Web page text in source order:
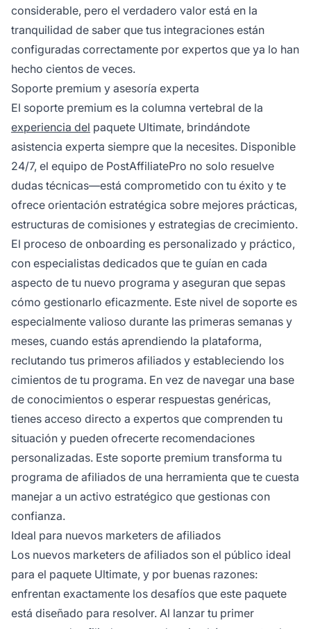
considerable, pero el verdadero valor está en la
tranquilidad de saber que tus integraciones están
configuradas correctamente por expertos que ya lo han
hecho cientos de veces.
Soporte premium y asesoría experta
El soporte premium es la columna vertebral de la
experiencia del paquete Ultimate, brindándote
asistencia experta siempre que la necesites. Disponible
24/7, el equipo de PostAffiliatePro no solo resuelve
dudas técnicas—está comprometido con tu éxito y te
ofrece orientación estratégica sobre mejores prácticas,
estructuras de comisiones y estrategias de crecimiento.
El proceso de onboarding es personalizado y práctico,
con especialistas dedicados que te guían en cada
aspecto de tu nuevo programa y aseguran que sepas
cómo gestionarlo eficazmente. Este nivel de soporte es
especialmente valioso durante las primeras semanas y
meses, cuando estás aprendiendo la plataforma,
reclutando tus primeros afiliados y estableciendo los
cimientos de tu programa. En vez de navegar una base
de conocimientos o esperar respuestas genéricas,
tienes acceso directo a expertos que comprenden tu
situación y pueden ofrecerte recomendaciones
personalizadas. Este soporte premium transforma tu
programa de afiliados de una herramienta que te cuesta
manejar a un activo estratégico que gestionas con
confianza.
Ideal para nuevos marketers de afiliados
Los nuevos marketers de afiliados son el público ideal
para el paquete Ultimate, y por buenas razones:
enfrentan exactamente los desafíos que este paquete
está diseñado para resolver. Al lanzar tu primer